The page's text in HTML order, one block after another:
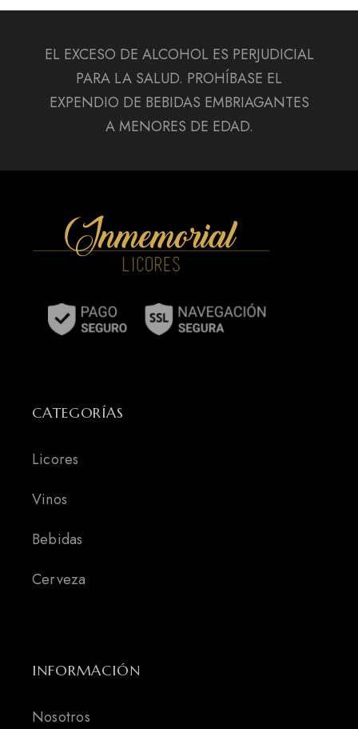
EL EXCESO DE ALCOHOL ES PERJUDICIAL
PARA LA SALUD. PROHÍBASE EL
EXPENDIO DE BEBIDAS EMBRIAGANTES
A MENORES DE EDAD.
CATEGORÍAS
Licores
Vinos
Bebidas
Cerveza
INFORMACIÓN
Nosotros